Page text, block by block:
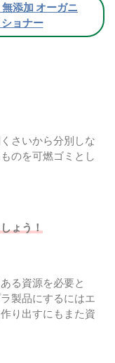
添加 オーガニ
ョナー
くさいから分別しな
のを可燃ゴミとし
ょう！
る資源を必要と
製品にするにはエ
り出すにもまた資